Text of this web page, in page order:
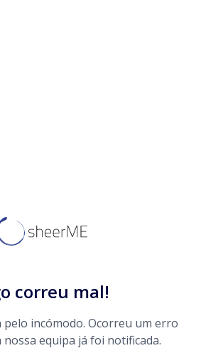
correu mal!
pelo incómodo. Ocorreu um erro
nossa equipa já foi notificada.